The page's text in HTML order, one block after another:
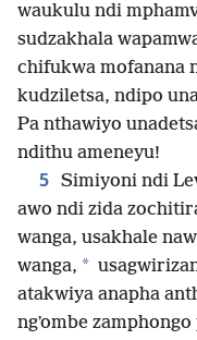
waukulu ndi
sudzakhala
chifukwa mofanana
kudziletsa, ndipo
Pa nthawiyo
ndithu ameneyu!
5 Simiyoni ndi
awo ndi zida
wanga, usakhale
wanga, *
atakwiya anapha
ngʼombe